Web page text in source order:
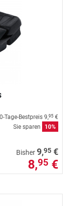
Tage-Bestpreis 9,95 €
Sie sparen
10%
Bisher9,95 €
8,95 €